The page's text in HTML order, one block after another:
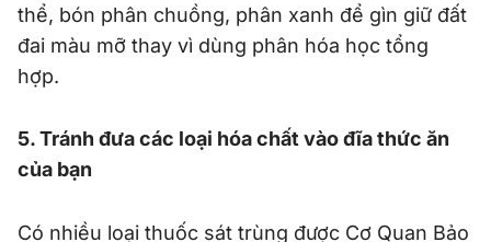
thể, bón phân chuồng, phân xanh để gìn giữ đất
đai màu mỡ thay vì dùng phân hóa học tổng
hợp.
5. Tránh đưa các loại hóa chất vào đĩa thức ăn
của bạn
Có nhiều loại thuốc sát trùng được Cơ Quan Bảo